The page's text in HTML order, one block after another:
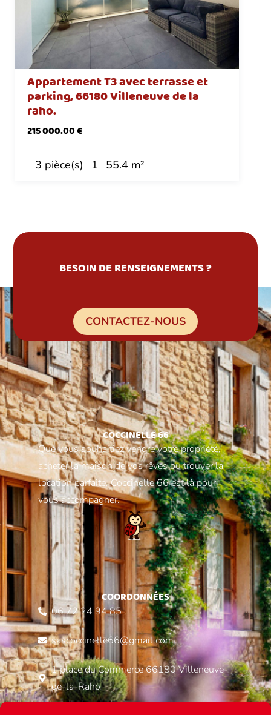
Appartement T3 avec terrasse et
parking, 66180 Villeneuve de la
raho.
215 000.00 €
3 pièce(s) 1 55.4 m²
BESOIN DE RENSEIGNEMENTS ?
CONTACTEZ-NOUS
COCCINELLE 66
Que vous souhaitiez vendre votre propriété,
acheter la maison de vos rêves ou trouver la
location parfaite, Coccinelle 66 est là pour
vous accompagner.
COORDONNÉES
06 72 24 94 85
sascoccinelle66@gmail.com
1 place du Commerce 66180 Villeneuve-
de-la-Raho